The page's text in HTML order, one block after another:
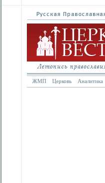
ЖМП Церковь Аналитика